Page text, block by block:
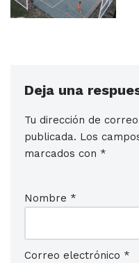
Deja una
Tu dirección de
publicada. Los
marcados con *
Nombre *
Correo electrónico *